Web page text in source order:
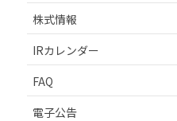
株式情報
IRカレンダー
FAQ
電子公告